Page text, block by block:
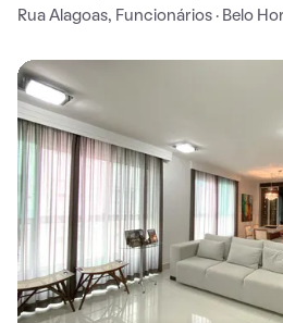
Rua Alagoas, Funcionários · Belo